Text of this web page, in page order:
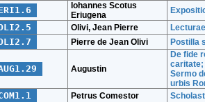
Iohannes Scotus
Eriugena
Olivi, Jean Pierre
Pierre de Jean Olivi Postilla
Augustin
De fide
caritate;
Sermo
urbis
Petrus Comestor